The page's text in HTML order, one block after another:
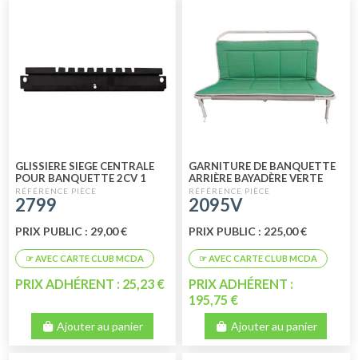
GLISSIERE SIEGE CENTRALE
POUR BANQUETTE 2CV 1
PIECE
2799
PRIX PUBLIC : 29,00 €
PRIX ADHÉRENT : 25,23 €
Ajouter au panier
GARNITURE DE BANQUETTE
ARRIÈRE BAYADÈRE VERTE
2CV FOURGONNETTE AVEC
KIT ENAC
2095V
PRIX PUBLIC : 225,00 €
PRIX ADHÉRENT :
195,75 €
Ajouter au panier